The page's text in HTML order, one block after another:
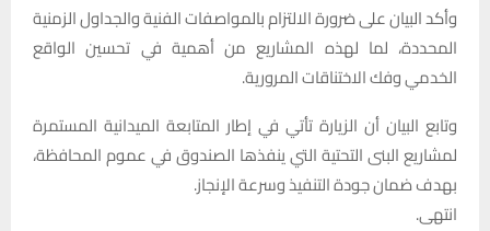
وأكد البيان على ضرورة الالتزام بالمواصفات الفنية والجداول الزمنية
المحددة، لما لهذه المشاريع من أهمية في تحسين الواقع
الخدمي وفك الاختناقات المرورية.
وتابع البيان أن الزيارة تأتي في إطار المتابعة الميدانية المستمرة
لمشاريع البنى التحتية التي ينفذها الصندوق في عموم المحافظة،
بهدف ضمان جودة التنفيذ وسرعة الإنجاز.
انتهى.